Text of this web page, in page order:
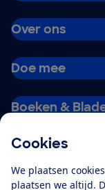
Cookies
We plaatsen
plaatsen we altijd.
Over ons
Doe mee
Boeken &